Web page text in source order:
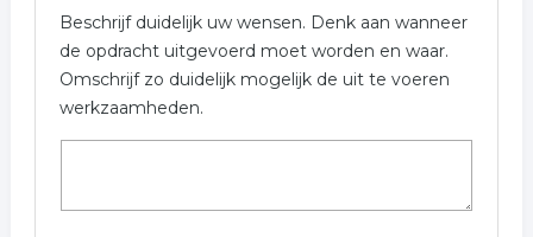
Beschrijf duidelijk uw wensen. Denk aan wanneer
de opdracht uitgevoerd moet worden en waar.
Omschrijf zo duidelijk mogelijk de uit te voeren
werkzaamheden.